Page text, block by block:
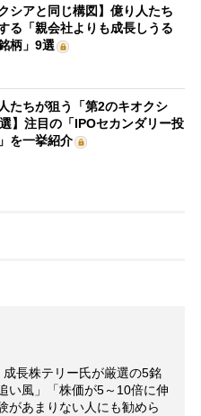
クシアと同じ構図】億り人たち
る「親会社よりも成長しうる
柄」9選
人たちが狙う「第2のキオクシ
】注目の「IPOセカンダリー投
を一挙紹介
長株テリー氏が厳選の5銘
い風」「株価が5～10倍に伸
あまりない人にも勧めら